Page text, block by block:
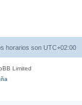
horarios son UTC+02:00
Limited